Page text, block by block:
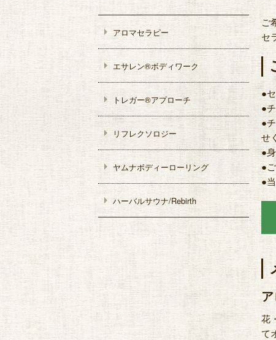
ご
セ
●
●
●
せ
●
●
●
花
て
arrow_right アロマセラピー
arrow_right エサレン®ボディワーク
arrow_right トレガー®アプローチ
arrow_right リフレクソロジー
arrow_right ヤムナボディーローリング
arrow_right ハーバルサウナ/Rebirth